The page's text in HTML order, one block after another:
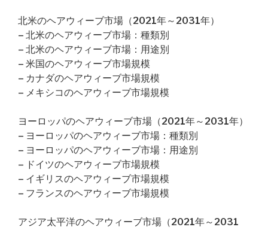
北米のヘアウィーブ市場（2021年～2031年）
– 北米のヘアウィーブ市場：種類別
– 北米のヘアウィーブ市場：用途別
– 米国のヘアウィーブ市場規模
– カナダのヘアウィーブ市場規模
– メキシコのヘアウィーブ市場規模
ヨーロッパのヘアウィーブ市場（2021年～2031年）
– ヨーロッパのヘアウィーブ市場：種類別
– ヨーロッパのヘアウィーブ市場：用途別
– ドイツのヘアウィーブ市場規模
– イギリスのヘアウィーブ市場規模
– フランスのヘアウィーブ市場規模
アジア太平洋のヘアウィーブ市場（2021年～2031